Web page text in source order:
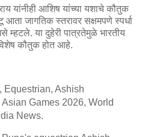
यांनीही आशिष यांच्या यशाचे कौतुक
जागतिक स्तरावर सक्षमपणे स्पर्धा
या दुहेरी पात्रतेमुळे भारतीय
कौतुक होत आहे.
Equestrian, Ashish
Games 2026, World
News.